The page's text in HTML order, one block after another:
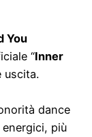
You
“Inner
uscita.
dance
più